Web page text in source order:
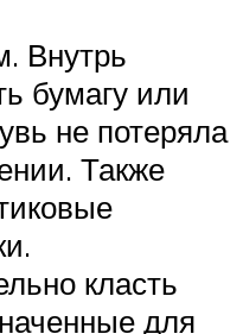
Внутрь
бумагу или
не потеряла
Также
класть
для